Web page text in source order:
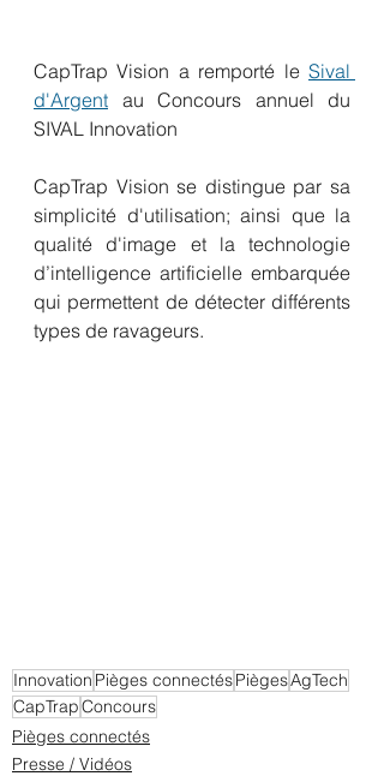
CapTrap Vision a remporté le Sival
d'Argent au Concours annuel du
SIVAL Innovation
CapTrap Vision se distingue par sa
simplicité d'utilisation; ainsi que la
qualité d'image et la technologie
d’intelligence artificielle embarquée
qui permettent de détecter différents
types de ravageurs.
Innovation Pièges connectésPiègesAgTech
CapTrapConcours
Pièges connectés
Presse / Vidéos